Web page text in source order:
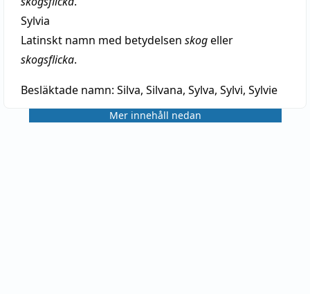
Sylvia
Latinskt namn med betydelsen skogeller
skogsflicka.
Besläktade namn: Silva, Silvana, Sylva, Sylvi, Sylvie
Mer innehåll nedan